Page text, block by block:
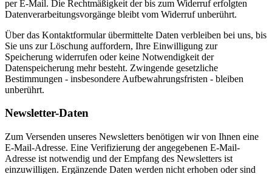
per E-Mail. Die Rechtmäßigkeit der bis zum Widerruf erfolgten
Datenverarbeitungsvorgänge bleibt vom Widerruf unberührt.
Über das Kontaktformular übermittelte Daten verbleiben bei uns, bis
Sie uns zur Löschung auffordern, Ihre Einwilligung zur
Speicherung widerrufen oder keine Notwendigkeit der
Datenspeicherung mehr besteht. Zwingende gesetzliche
Bestimmungen - insbesondere Aufbewahrungsfristen - bleiben
unberührt.
Newsletter-Daten
Zum Versenden unseres Newsletters benötigen wir von Ihnen eine
E-Mail-Adresse. Eine Verifizierung der angegebenen E-Mail-
Adresse ist notwendig und der Empfang des Newsletters ist
einzuwilligen. Ergänzende Daten werden nicht erhoben oder sind